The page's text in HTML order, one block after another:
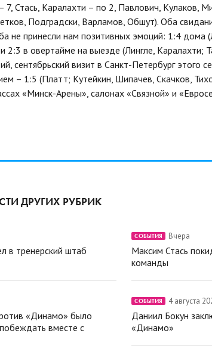
Стась, Каралахти – по 2, Павлович, Кулаков,
Подградски, Варламов, Обшут). Оба
не принесли нам позитивных эмоций: 1:4 дома
2:3 в овертайме на выезде (Лингле, Каралахти;
сентябрьский визит в Санкт-Петербург этого
– 1:5 (Платт; Кутейкин, Шипачев, Скачков,
«Минск-Арены», салонах «Связной» и
ДРУГИХ РУБРИК
в тренерский штаб
СОБЫТИЯ Вчера
Максим Стась
команды
«Динамо» было
вместе с
СОБЫТИЯ 4 августа
Даниил Бокун
«Динамо»